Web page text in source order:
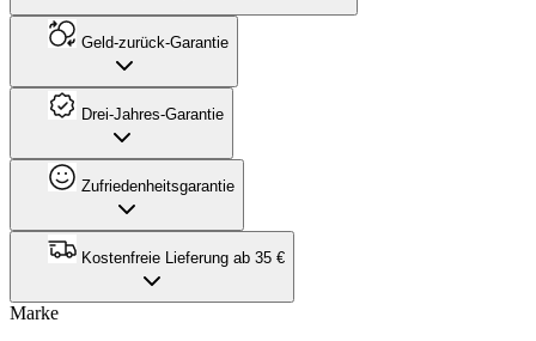
Geld-zurück-Garantie
Drei-Jahres-Garantie
Zufriedenheitsgarantie
Kostenfreie Lieferung ab 35 €
Marke